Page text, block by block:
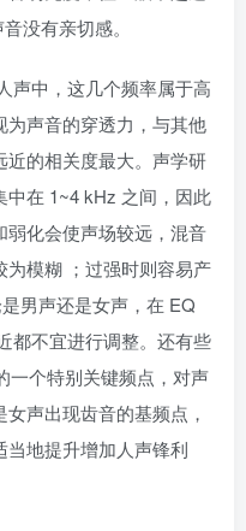
没有亲切感。
声中，这几个频率属于高
声音的穿透力，与其他
的相关度最大。声学研
中在 1~4 kHz 之间，因此
弱化会使声场较远，混音
模糊 ；过强时则容易产
男声还是女声，在 EQ
都不宜进行调整。还有些
一个特别关键频点，对声
声出现齿音的基频点，
地提升增加人声锋利